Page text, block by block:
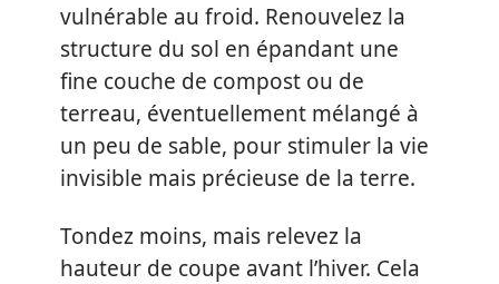
vulnérable au froid. Renouvelez la
structure du sol en épandant une
fine couche de compost ou de
terreau, éventuellement mélangé à
un peu de sable, pour stimuler la vie
invisible mais précieuse de la terre.
Tondez moins, mais relevez la
hauteur de coupe avant l’hiver. Cela